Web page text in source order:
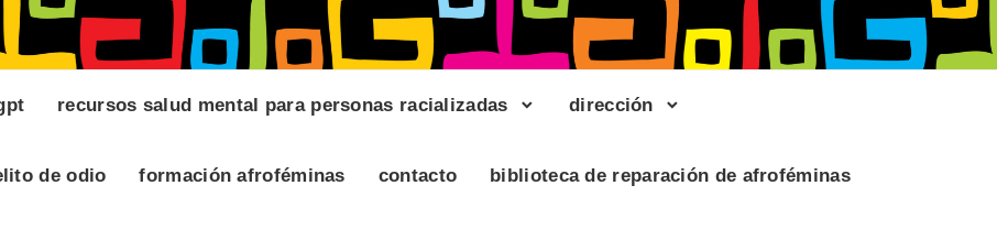
recursos salud mental para personas racializadas dirección
de odio formación afroféminas contacto biblioteca de reparación de afroféminas